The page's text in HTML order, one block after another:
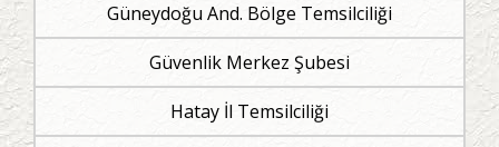
Güneydoğu And. Bölge Temsilciliği
Güvenlik Merkez Şubesi
Hatay İl Temsilciliği